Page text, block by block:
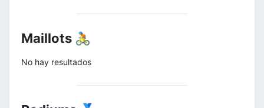
Maillots 🚴
No hay resultados